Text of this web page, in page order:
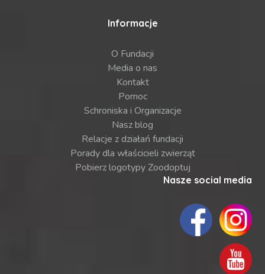
Informacje
O Fundacji
Media o nas
Kontakt
Pomoc
Schroniska i Organizacje
Nasz blog
Relacje z działań fundacji
Porady dla właścicieli zwierząt
Pobierz logotypy Zoodoptuj
Nasze social media